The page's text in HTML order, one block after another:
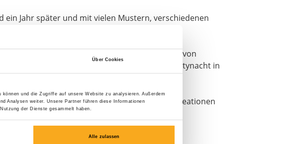
Über Cookies
und die Zugriffe auf unsere Website zu analysieren. Außerdem
Analysen weiter. Unsere Partner führen diese Informationen
der Dienste gesammelt haben.
Alle zulassen
Jahr später und mit vielen Mustern, verschiedenen
wir die Inspiration für unsere Drucke wirklich von
Tagen, oder wir lassen uns während einer Partynacht in
der jedes Mal zu den schönsten Kreationen
einzigartigen Design zu erhalten.